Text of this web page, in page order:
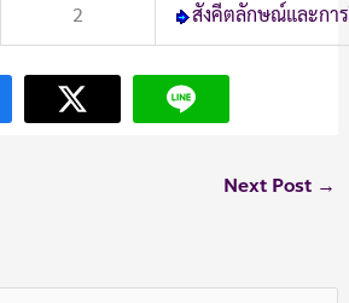
2 สังคีตลักษณ์และกา
Next Post →